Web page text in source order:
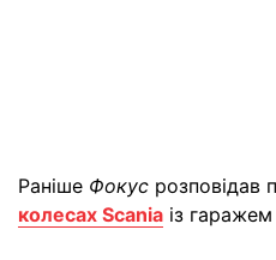
Раніше Фокус розповідав
колесах Scania із